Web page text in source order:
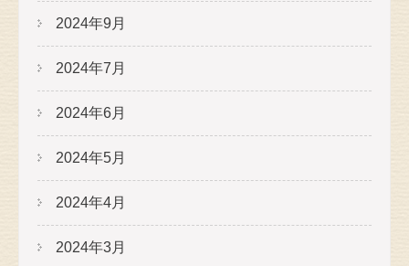
2024年9月
2024年7月
2024年6月
2024年5月
2024年4月
2024年3月